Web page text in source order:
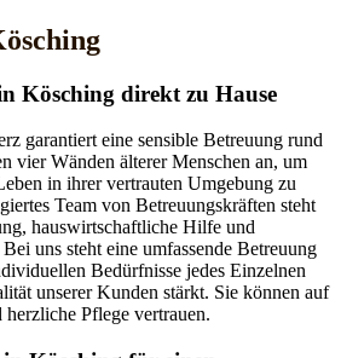
Kösching direkt zu Hause
garantiert eine sensible Betreuung rund
vier Wänden älterer Menschen an, um
in ihrer vertrauten Umgebung zu
Team von Betreuungskräften steht
hauswirtschaftliche Hilfe und
uns steht eine umfassende Betreuung
Bedürfnisse jedes Einzelnen
unserer Kunden stärkt. Sie können auf
Pflege vertrauen.